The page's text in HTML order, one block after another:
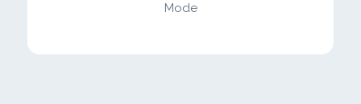
Mode